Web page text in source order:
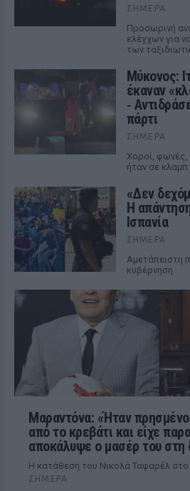
ΣΉΜΕΡΑ
Προσωρινή
ελέγχων για
των
Μύκονος:
έκαναν
‑
πάρτι
ΣΉΜΕΡΑ
Χοροί, φωνές,
ήταν σε κλαμπ
«Δεν
Η
Ισπανία
ΣΉΜΕΡΑ
Αμετάπειστη
κυβέρνηση
Μαραντόνα: «Ήταν
από το κρεβάτι και είχε
αποκάλυψε ο μασέρ του στη
Η κατάθεση του Νικολά Ταφαρέλ στο
ΣΉΜΕΡΑ